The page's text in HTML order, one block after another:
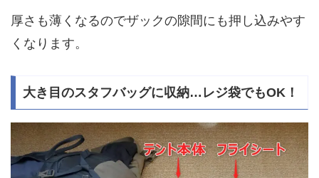
厚さも薄くなるのでザックの隙間にも押し込みやす
くなります。
大き目のスタフバッグに収納…レジ袋でもOK！